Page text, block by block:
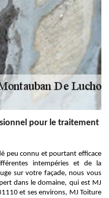
pour le traitement
peu connu et pourtant efficace
intempéries et de la
sur votre façade, nous vous
dans le domaine, qui est MJ
et ses environs, MJ Toiture